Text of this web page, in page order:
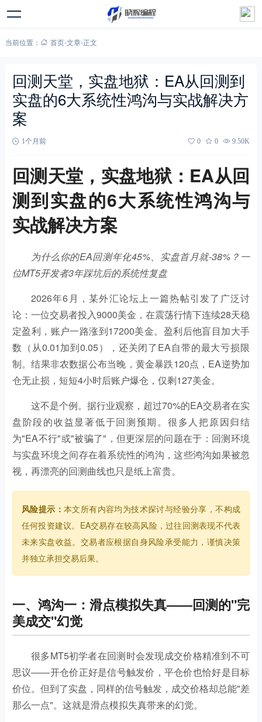
当前位置： 首页-文章-正文
回测天堂，实盘地狱：EA从回测到
实盘的6大系统性鸿沟与实战解决方
案
1个月前 0 0 9.50K
回测天堂，实盘地狱：EA从回
测到实盘的6大系统性鸿沟与
实战解决方案
为什么你的EA回测年化45%、实盘首月就-38%？一
位MT5开发者3年踩坑后的系统性复盘
2026年6月，某外汇论坛上一篇热帖引发了广泛讨
论：一位交易者投入9000美金，在震荡行情下连续28天稳
定盈利，账户一路涨到17200美金。盈利后他盲目加大手
数（从0.01加到0.05），还关闭了EA自带的最大亏损限
制。结果非农数据公布当晚，黄金暴跌120点，EA逆势加
仓无止损，短短4小时后账户爆仓，仅剩127美金。
这不是个例。据行业观察，超过70%的EA交易者在实
盘阶段的收益显著低于回测预期。很多人把原因归结
为"EA不行"或"被骗了"，但更深层的问题在于：回测环境
与实盘环境之间存在着系统性的鸿沟，这些鸿沟如果被忽
视，再漂亮的回测曲线也只是纸上富贵。
风险提示： 本文所有内容均为技术探讨与经验分享，不构成
任何投资建议。EA交易存在较高风险，过往回测表现不代表
未来实盘收益。交易者应根据自身风险承受能力，谨慎决策
并独立承担交易后果。
一、鸿沟一：滑点模拟失真——回测的"完
美成交"幻觉
很多MT5初学者在回测时会发现成交价格精准到不可
思议——开仓价正好是信号触发价，平仓价也恰好是目标
价位。但到了实盘，同样的信号触发，成交价格却总能"差
那么一点"。这就是滑点模拟失真带来的幻觉。